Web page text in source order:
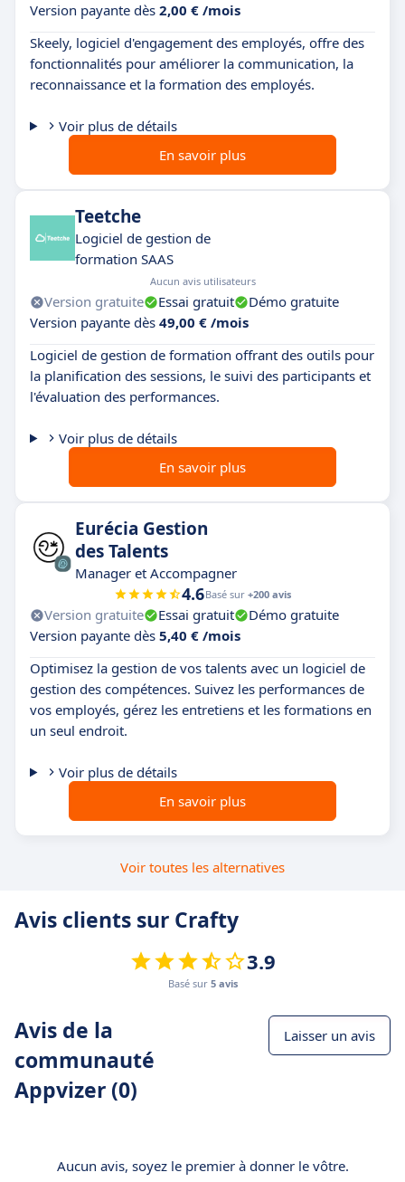
Version payante dès 2,00 € /mois
Skeely, logiciel d'engagement des employés, offre des
fonctionnalités pour améliorer la communication, la
reconnaissance et la formation des employés.
Voir plus de détails
En savoir plus
Teetche
Logiciel de gestion de
formation SAAS
Aucun avis utilisateurs
Version gratuite Essai gratuit
Démo gratuite
Version payante dès 49,00 € /mois
Logiciel de gestion de formation offrant des outils pour
la planification des sessions, le suivi des participants et
l'évaluation des performances.
Voir plus de détails
En savoir plus
Eurécia Gestion
des Talents
Manager et Accompagner
4.6Basé sur +200 avis
Version gratuite Essai gratuit
Démo gratuite
Version payante dès 5,40 € /mois
Optimisez la gestion de vos talents avec un logiciel de
gestion des compétences. Suivez les performances de
vos employés, gérez les entretiens et les formations en
un seul endroit.
Voir plus de détails
En savoir plus
Voir toutes les alternatives
Avis clients sur Crafty
3.9
Basé sur 5 avis
Avis de la
communauté
Appvizer (0)
Laisser un avis
Aucun avis, soyez le premier à donner le vôtre.